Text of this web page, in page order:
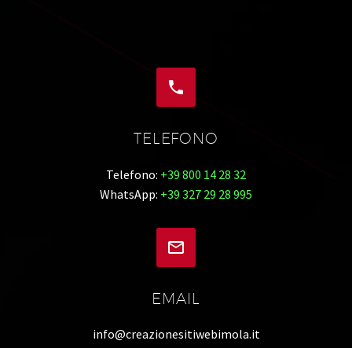


TELEFONO
Telefono: +39 800 14 28 32
WhatsApp: +39 327 29 28 995


EMAIL
info@creazionesitiwebimola.it